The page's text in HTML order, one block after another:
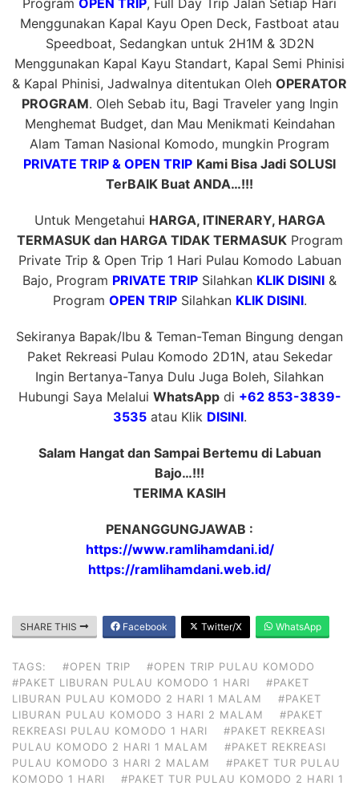
Menggunakan Kapal Kayu Open Deck, Fastboat atau
Speedboat, Sedangkan untuk 2H1M & 3D2N
Menggunakan Kapal Kayu Standart, Kapal Semi Phinisi
& Kapal Phinisi, Jadwalnya ditentukan Oleh OPERATOR
PROGRAM. Oleh Sebab itu, Bagi Traveler yang Ingin
Menghemat Budget, dan Mau Menikmati Keindahan
Alam Taman Nasional Komodo, mungkin Program
PRIVATE TRIP & OPEN TRIP Kami Bisa Jadi SOLUSI
TerBAIK Buat ANDA…!!!
Untuk Mengetahui HARGA, ITINERARY, HARGA
TERMASUK dan HARGA TIDAK TERMASUKProgram
Private Trip & Open Trip 1 Hari Pulau Komodo Labuan
Bajo, Program PRIVATE TRIP Silahkan KLIK DISINI &
Program OPEN TRIPSilahkan KLIK DISINI.
Sekiranya Bapak/Ibu & Teman-Teman Bingung dengan
Paket Rekreasi Pulau Komodo 2D1N, atau Sekedar
Ingin Bertanya-Tanya Dulu Juga Boleh, Silahkan
Hubungi Saya Melalui WhatsAppdi +62 853-3839-
3535atau Klik DISINI.
Salam Hangat dan Sampai Bertemu di Labuan
Bajo…!!!
TERIMA KASIH
PENANGGUNGJAWAB :
https://www.ramlihamdani.id/
https://ramlihamdani.web.id/
SHARE THIS Facebook Twitter/X WhatsApp
TAGS: #OPEN TRIP
#OPEN TRIP PULAU KOMODO
#PAKET LIBURAN PULAU KOMODO 1 HARI
#PAKET
LIBURAN PULAU KOMODO 2 HARI 1 MALAM
#PAKET
LIBURAN PULAU KOMODO 3 HARI 2 MALAM
#PAKET
REKREASI PULAU KOMODO 1 HARI
#PAKET REKREASI
PULAU KOMODO 2 HARI 1 MALAM
#PAKET REKREASI
PULAU KOMODO 3 HARI 2 MALAM
#PAKET TUR PULAU
KOMODO 1 HARI
#PAKET TUR PULAU KOMODO 2 HARI 1